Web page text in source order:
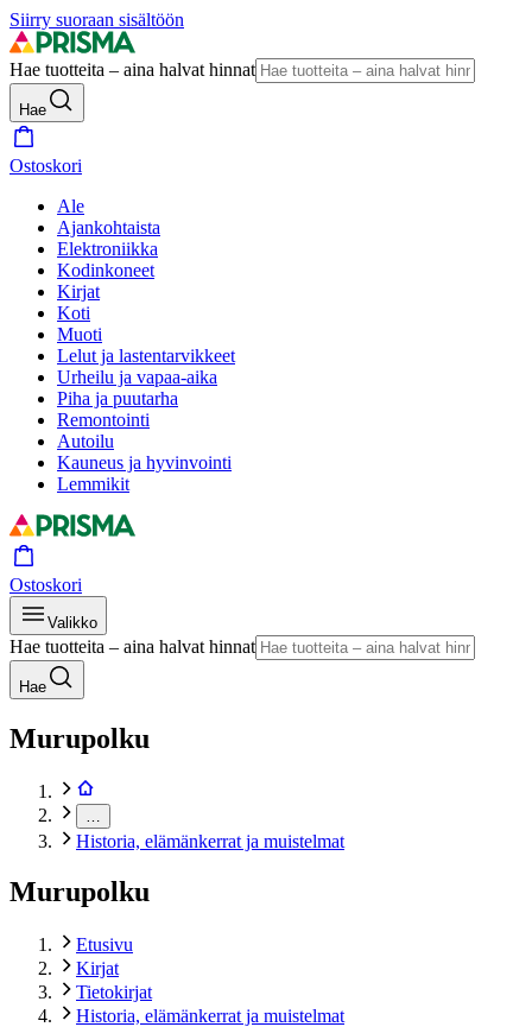
Siirry suoraan sisältöön
Hae tuotteita – aina halvat hinnat
Hae
Ostoskori
Ale
Ajankohtaista
Elektroniikka
Kodinkoneet
Kirjat
Koti
Muoti
Lelut ja lastentarvikkeet
Urheilu ja vapaa-aika
Piha ja puutarha
Remontointi
Autoilu
Kauneus ja hyvinvointi
Lemmikit
Ostoskori
Valikko
Hae tuotteita – aina halvat hinnat
Hae
Murupolku
Historia, elämänkerrat ja muistelmat
Murupolku
Etusivu
Kirjat
Tietokirjat
Historia, elämänkerrat ja muistelmat